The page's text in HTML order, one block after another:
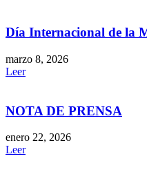
Día Internacional de la
marzo 8, 2026
Leer
NOTA DE PRENSA
enero 22, 2026
Leer